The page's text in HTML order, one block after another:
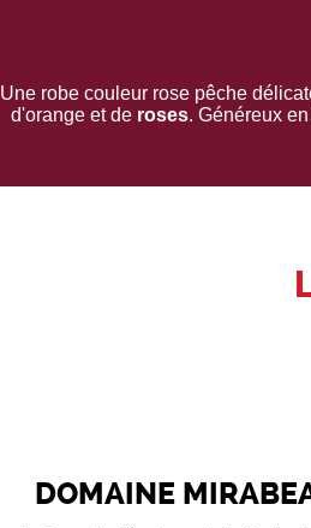
Une robe couleur rose pêche
d'orange et de roses. Généreux
DOMAINE